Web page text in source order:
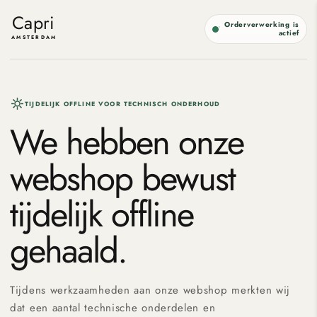
naar de
content
Capri
AMSTERDAM
Orderverwerking is
actief
TIJDELIJK OFFLINE VOOR TECHNISCH ONDERHOUD
We hebben onze
webshop bewust
tijdelijk offline
gehaald.
Tijdens werkzaamheden aan onze webshop merkten wij
dat een aantal technische onderdelen en